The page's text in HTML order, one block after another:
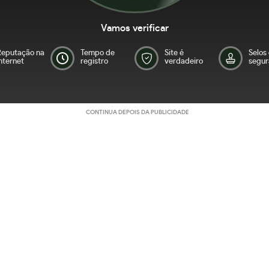
Vamos verificar
na
Tempo de
registro
Site é
verdadeiro
Selos
CONTINUA DEPOIS DA PUBLICIDADE